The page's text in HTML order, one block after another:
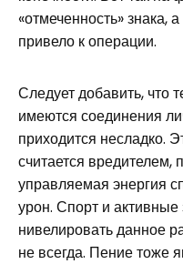
«отмеченность» знака,
привело к операции.
Следует добавить, что
имеются соединения
приходится несладко.
считается вредителем,
управляемая энергия
урон. Спорт и
нивелировать данное
не всегда. Пение тоже